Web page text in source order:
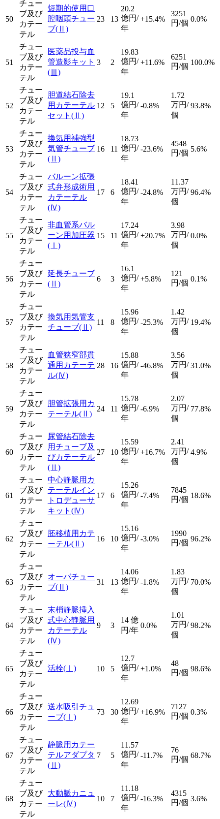
50
チュー
ブ及び
カテー
テル
短期的使用口
腔咽頭チュー
ブ(Ⅱ)
23 13
20.2
億円/
年
+15.4%
3251
円/個 0.0%
51
チュー
ブ及び
カテー
テル
医薬品投与血
管造影キット
(Ⅲ)
3 2
19.83
億円/
年
+11.6%
6251
円/個 100.0%
52
チュー
ブ及び
カテー
テル
胆道結石除去
用カテーテル
セット (Ⅱ)
12 5
19.1
億円/
年
-0.8%
1.72
万円/
個
93.8%
53
チュー
ブ及び
カテー
テル
換気用補強型
気管チューブ
(Ⅱ)
16 11
18.73
億円/
年
-23.6%
4548
円/個 5.6%
54
チュー
ブ及び
カテー
テル
バルーン拡張
式弁形成術用
カテーテル
(Ⅳ)
17 6
18.41
億円/
年
-24.8%
11.37
万円/
個
96.4%
55
チュー
ブ及び
カテー
テル
非血管系バル
ーン用加圧器
(Ⅰ)
15 11
17.24
億円/
年
+20.7%
3.98
万円/
個
0.0%
56
チュー
ブ及び
カテー
テル
延長チューブ
(Ⅱ)
6 3
16.1
億円/
年
+5.8%
121
円/個 0.1%
57
チュー
ブ及び
カテー
テル
換気用気管支
チューブ(Ⅱ)
11 8
15.96
億円/
年
-25.3%
1.42
万円/
個
19.4%
58
チュー
ブ及び
カテー
テル
血管狭窄部貫
通用カテーテ
ル(Ⅳ)
28 16
15.88
億円/
年
-46.8%
3.56
万円/
個
31.0%
59
チュー
ブ及び
カテー
テル
胆管拡張用カ
テーテル(Ⅱ)
24 11
15.78
億円/
年
-6.9%
2.07
万円/
個
77.8%
60
チュー
ブ及び
カテー
テル
尿管結石除去
用チューブ及
びカテーテル
(Ⅱ)
27 10
15.59
億円/
年
+16.7%
2.41
万円/
個
4.9%
61
チュー
ブ及び
カテー
テル
中心静脈用カ
テーテルイン
トロデューサ
キット (Ⅳ)
17 6
15.26
億円/
年
-7.4%
7845
円/個 18.6%
62
チュー
ブ及び
カテー
テル
胚移植用カテ
ーテル(Ⅱ)
16 10
15.16
億円/
年
-3.0%
1990
円/個 96.2%
63
チュー
ブ及び
カテー
テル
オーバチュー
ブ(Ⅱ)
31 13
14.06
億円/
年
-1.8%
1.83
万円/
個
70.0%
64
チュー
ブ及び
カテー
テル
末梢静脈挿入
式中心静脈用
カテーテル
(Ⅳ)
9 3
14 億
円/年
0.0%
1.01
万円/
個
98.2%
65
チュー
ブ及び
カテー
テル
活栓(Ⅰ) 10 5
12.7
億円/
年
+1.0%
48
円/個 98.6%
66
チュー
ブ及び
カテー
テル
送水吸引チュ
ーブ(Ⅰ)
73 30
12.69
億円/
年
+16.9%
7127
円/個 0.3%
67
チュー
ブ及び
カテー
テル
静脈用カテー
テルアダプタ
(Ⅱ)
7 5
11.57
億円/
年
-11.7%
76
円/個 68.7%
68
チュー
ブ及び
カテー
テル
大動脈カニュ
ーレ(Ⅳ)
10 7
11.18
億円/
年
-16.3%
4315
円/個 3.6%